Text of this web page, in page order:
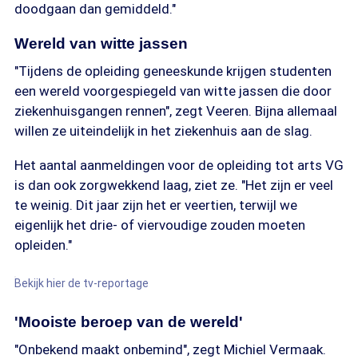
doodgaan dan gemiddeld."
Wereld van witte jassen
"Tijdens de opleiding geneeskunde krijgen studenten
een wereld voorgespiegeld van witte jassen die door
ziekenhuisgangen rennen", zegt Veeren. Bijna allemaal
willen ze uiteindelijk in het ziekenhuis aan de slag.
Het aantal aanmeldingen voor de opleiding tot arts VG
is dan ook zorgwekkend laag, ziet ze. "Het zijn er veel
te weinig. Dit jaar zijn het er veertien, terwijl we
eigenlijk het drie- of viervoudige zouden moeten
opleiden."
Bekijk hier de tv-reportage
'Mooiste beroep van de wereld'
"Onbekend maakt onbemind", zegt Michiel Vermaak.